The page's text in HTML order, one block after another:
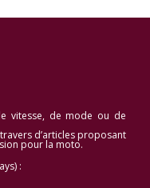
vitesse, de mode ou de
d’articles proposant
pour la moto.
: